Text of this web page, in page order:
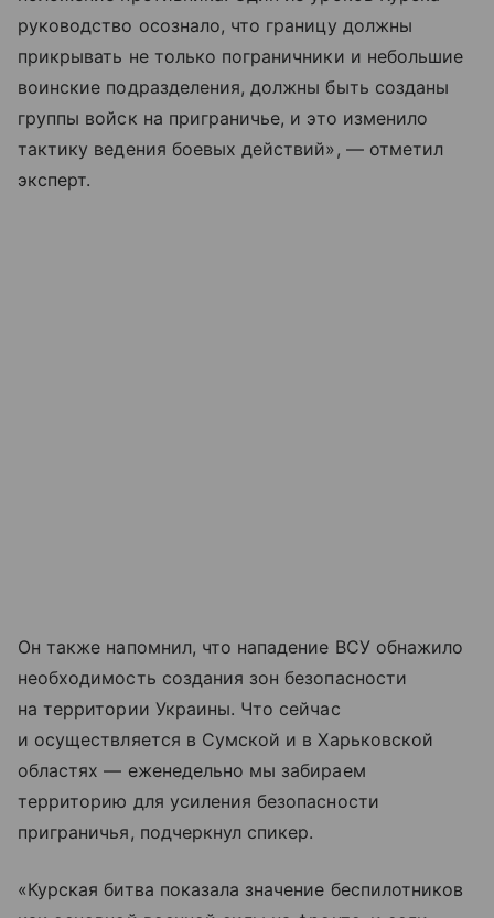
руководство осознало, что границу должны
прикрывать не только пограничники и небольшие
воинские подразделения, должны быть созданы
группы войск на приграничье, и это изменило
тактику ведения боевых действий», — отметил
эксперт.
Он также напомнил, что нападение ВСУ обнажило
необходимость создания зон безопасности
на территории Украины. Что сейчас
и осуществляется в Сумской и в Харьковской
областях — еженедельно мы забираем
территорию для усиления безопасности
приграничья, подчеркнул спикер.
«Курская битва показала значение беспилотников